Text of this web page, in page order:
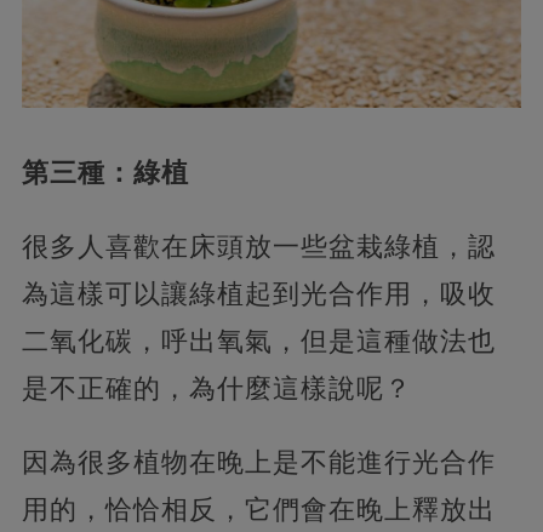
第三種：綠植
很多人喜歡在床頭放一些盆栽綠植，認
為這樣可以讓綠植起到光合作用，吸收
二氧化碳，呼出氧氣，但是這種做法也
是不正確的，為什麼這樣說呢？
因為很多植物在晚上是不能進行光合作
用的，恰恰相反，它們會在晚上釋放出